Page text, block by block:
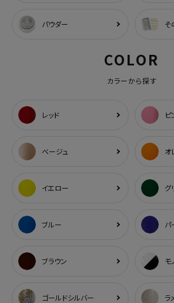
パウダー そ
COLOR
カラーから探す
レッド ピ
ベージュ オ
イエロー グ
ブルー パ
ブラウン モ
ゴールドシルバー ラ